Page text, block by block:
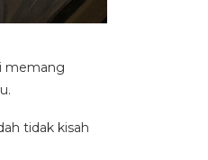
memang
tidak kisah